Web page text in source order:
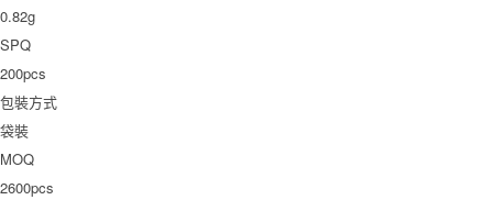
0.82g
SPQ
200pcs
包裝方式
袋裝
MOQ
2600pcs